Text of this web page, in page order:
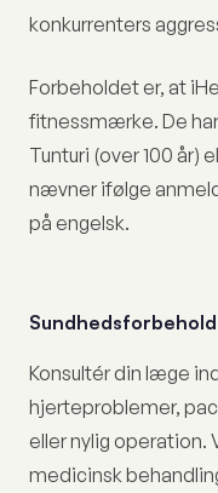
konkurrenters
Forbeholdet er, at
fitnessmærke. De
Tunturi (over 100 år)
nævner ifølge
på engelsk.
Sundhedsforbehold
Konsultér din læge
hjerteproblemer,
eller nylig
medicinsk